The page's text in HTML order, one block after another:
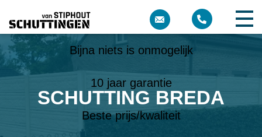
SCHUTTING BREDA
Meer dan 10 jaar ervaring
Bijna niets is onmogelijk
10 jaar garantie
Beste prijs/kwaliteit